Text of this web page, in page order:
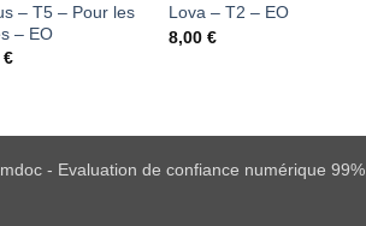
– T5 – Pour les
– EO
€
Lova – T2 – EO
8,00€
- Evaluation de confiance numérique 99%